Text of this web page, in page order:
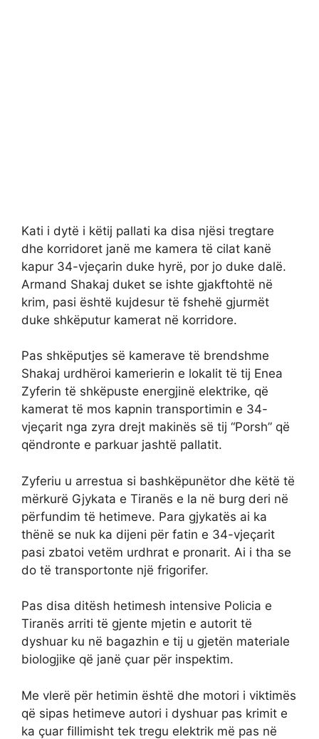
Kati i dytë i këtij pallati ka disa njësi tregtare
dhe korridoret janë me kamera të cilat kanë
kapur 34-vjeçarin duke hyrë, por jo duke dalë.
Armand Shakaj duket se ishte gjakftohtë në
krim, pasi është kujdesur të fshehë gjurmët
duke shkëputur kamerat në korridore.
Pas shkëputjes së kamerave të brendshme
Shakaj urdhëroi kamerierin e lokalit të tij Enea
Zyferin të shkëpuste energjinë elektrike, që
kamerat të mos kapnin transportimin e 34-
vjeçarit nga zyra drejt makinës së tij “Porsh” që
qëndronte e parkuar jashtë pallatit.
Zyferiu u arrestua si bashkëpunëtor dhe këtë të
mërkurë Gjykata e Tiranës e la në burg deri në
përfundim të hetimeve. Para gjykatës ai ka
thënë se nuk ka dijeni për fatin e 34-vjeçarit
pasi zbatoi vetëm urdhrat e pronarit. Ai i tha se
do të transportonte një frigorifer.
Pas disa ditësh hetimesh intensive Policia e
Tiranës arriti të gjente mjetin e autorit të
dyshuar ku në bagazhin e tij u gjetën materiale
biologjike që janë çuar për inspektim.
Me vlerë për hetimin është dhe motori i viktimës
që sipas hetimeve autori i dyshuar pas krimit e
ka çuar fillimisht tek tregu elektrik më pas në